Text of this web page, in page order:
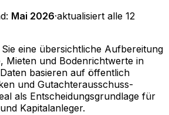
Mai 2026·aktualisiert alle 12
eine übersichtliche Aufbereitung
Mieten und Bodenrichtwerte in
basieren auf öffentlich
und Gutachterausschuss-
als Entscheidungsgrundlage für
Kapitalanleger.